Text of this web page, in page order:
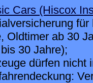
Cars (Hiscox
Oldtimer ab 30
30 Jahre);
dürfen nicht